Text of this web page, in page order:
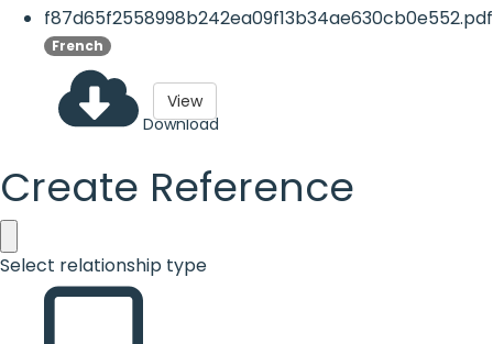
f87d65f2558998b242ea09f13b34ae630cb0e552.pdf
French
Download
View
Create Reference
Select relationship type